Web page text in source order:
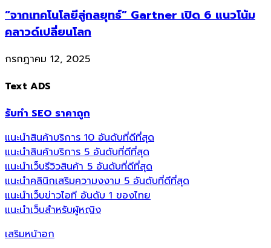
“จากเทคโนโลยีสู่กลยุทธ์” Gartner เปิด 6 แนวโน้ม
คลาวด์เปลี่ยนโลก
กรกฎาคม 12, 2025
Text ADS
รับทำ SEO ราคาถูก
แนะนำสินค้าบริการ 10 อันดับที่ดีที่สุด
แนะนำสินค้าบริการ 5 อันดับที่ดีที่สุด
แนะนำเว็บรีวิวสินค้า 5 อันดับที่ดีที่สุด
แนะนำคลินิกเสริมความงงาม 5 อันดับที่ดีที่สุด
แนะนำเว็บข่าวไอที อันดับ 1 ของไทย
แนะนำเว็บสำหรับผู้หญิง
เสริมหน้าอก